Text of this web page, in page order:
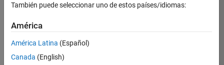
Senior
Data
Warehouse
Developer/Analyst
También puede seleccionar uno de estos países/idiomas:
América
América Latina (Español)
Canada (English)